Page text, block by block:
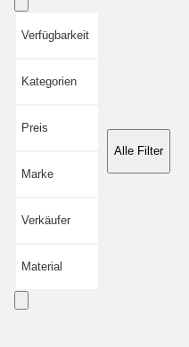
Verfügbarkeit
Kategorien
Preis
Marke
Verkäufer
Material
Alle Filter